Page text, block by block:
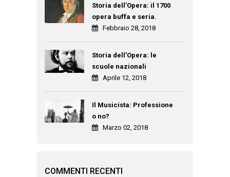
Storia dell’Opera: il 1700
opera buffa e seria.
Febbraio 28, 2018
Storia dell’Opera: le
scuole nazionali
Aprile 12, 2018
Il Musicista: Professione
o no?
Marzo 02, 2018
COMMENTI RECENTI